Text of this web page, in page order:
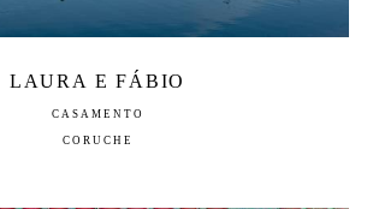
LAURA E FÁBIO
CASAMENTO
CORUCHE